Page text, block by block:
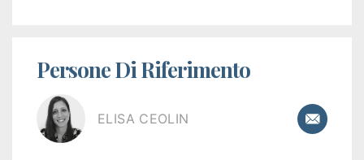
Orientamento
Scuola/Lavoro
Percorsi
Persone Di Riferimento
ELISA CEOLIN